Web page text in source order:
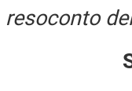
resoconto